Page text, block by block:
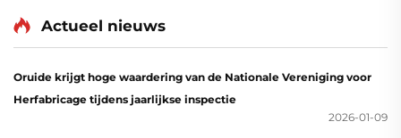
Touareg voor Porsche
Cayenne CJT CJTA CJTB
Benzinebrandstoftypes
Actueel nieuws
Oruide krijgt hoge waardering van de Nationale Vereniging voor
Herfabricage tijdens jaarlijkse inspectie
2026-01-09